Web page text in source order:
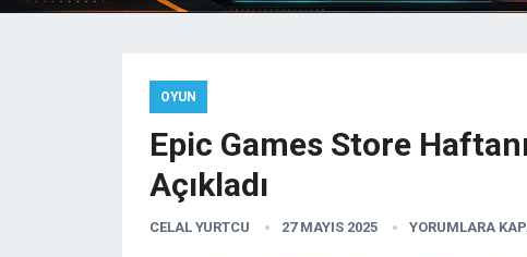
OYUN
Epic Games Store
Açıkladı
CELAL YURTCU 27 MAYIS 2025 YORUMLARA